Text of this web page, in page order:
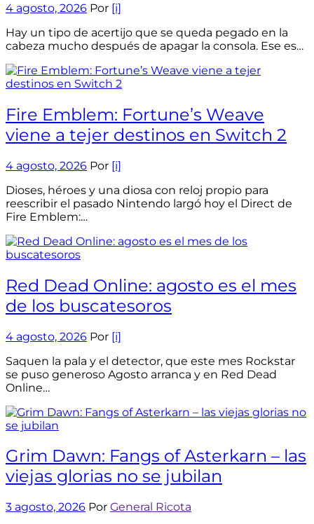
4 agosto, 2026 Por [i]
Hay un tipo de acertijo que se queda pegado en la
cabeza mucho después de apagar la consola. Ese es…
Fire Emblem: Fortune’s Weave
viene a tejer destinos en Switch 2
4 agosto, 2026 Por [i]
Dioses, héroes y una diosa con reloj propio para
reescribir el pasado Nintendo largó hoy el Direct de
Fire Emblem:…
Red Dead Online: agosto es el mes
de los buscatesoros
4 agosto, 2026 Por [i]
Saquen la pala y el detector, que este mes Rockstar
se puso generoso Agosto arranca y en Red Dead
Online…
Grim Dawn: Fangs of Asterkarn – las
viejas glorias no se jubilan
3 agosto, 2026 Por General Ricota